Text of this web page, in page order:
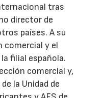
tras
director de
países. A su
comercial y el
filial española.
comercial y,
la Unidad de